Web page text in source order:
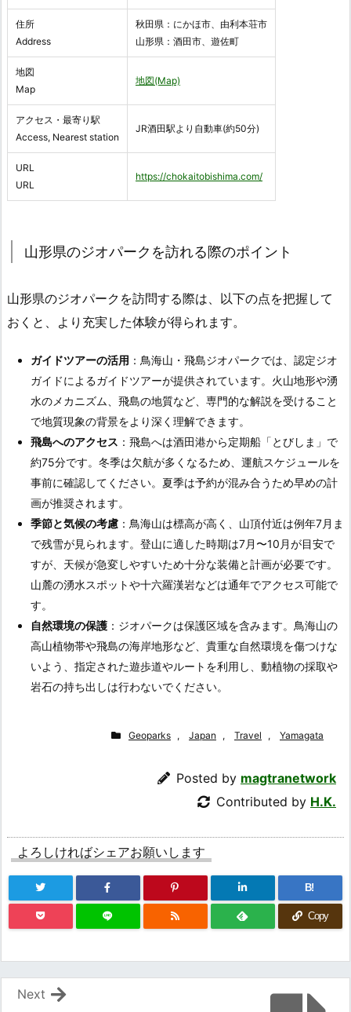
住所
Address
秋田県：にかほ市、由利本荘市
山形県：酒田市、遊佐町
地図
Map
地図(Map)
アクセス・最寄り駅
Access, Nearest station
JR酒田駅より自動車(約50分)
URL
URL
https://chokaitobishima.com/
山形県のジオパークを訪れる際のポイント
山形県のジオパークを訪問する際は、以下の点を把握して
おくと、より充実した体験が得られます。
ガイドツアーの活用 ：鳥海山・飛島ジオパークでは、認定ジオ
ガイドによるガイドツアーが提供されています。火山地形や湧
水のメカニズム、飛島の地質など、専門的な解説を受けること
で地質現象の背景をより深く理解できます。
飛島へのアクセス ：飛島へは酒田港から定期船「とびしま」で
約75分です。冬季は欠航が多くなるため、運航スケジュールを
事前に確認してください。夏季は予約が混み合うため早めの計
画が推奨されます。
季節と気候の考慮 ：鳥海山は標高が高く、山頂付近は例年7月ま
で残雪が見られます。登山に適した時期は7月〜10月が目安で
すが、天候が急変しやすいため十分な装備と計画が必要です。
山麓の湧水スポットや十六羅漢岩などは通年でアクセス可能で
す。
自然環境の保護 ：ジオパークは保護区域を含みます。鳥海山の
高山植物帯や飛島の海岸地形など、貴重な自然環境を傷つけな
いよう、指定された遊歩道やルートを利用し、動植物の採取や
岩石の持ち出しは行わないでください。
Geoparks , Japan , Travel , Yamagata
Posted by magtranetwork
Contributed by H.K.
よろしければシェアお願いします
B!
Copy
Next